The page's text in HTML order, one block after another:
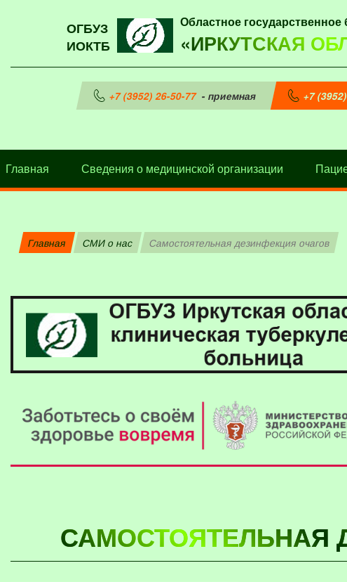
ОГБУЗ
ИОКТБ
Областное
«ИРКУТСКАЯ
+7 (3952) 26-50-77- приемная +7
Главная Сведения о медицинской организации
Главная СМИ о нас Самостоятельная дезинфекция очагов
САМОСТОЯТЕЛЬНАЯ